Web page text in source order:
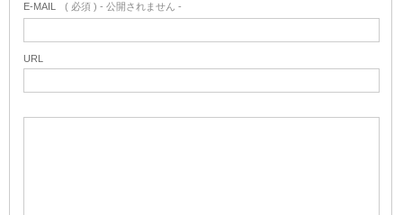
E-MAIL ( 必須 ) - 公開されません -
URL